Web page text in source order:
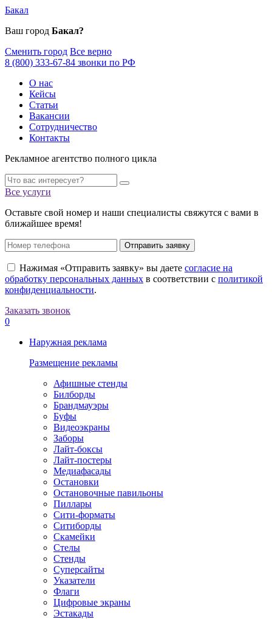
Бакал
Ваш город Бакал?
Сменить город Все верно
8 (800) 333-67-84 звонки по РФ
О нас
Кейсы
Статьи
Вакансии
Сотрудничество
Контакты
Рекламное агентство полного цикла
Все услуги
Оставьте свой номер и наши специалисты свяжутся с вами в
ближайшее время!
Отправить заявку
Нажимая «Отправить заявку» вы даете согласие на
обработку персональных данных в соответствии с политикой
конфиденциальности.
Заказать звонок
0
Наружная реклама
Размещение рекламы
Афишные стенды
Билборды
Брандмауэры
Буфы
Видеоэкраны
Заборы
Лайт-боксы
Лайт-постеры
Медиафасады
Остановки
Остановочные павильоны
Пиллары
Сити-форматы
Ситиборды
Скамейки
Стелы
Стенды
Суперсайты
Указатели
Флаги
Цифровые экраны
Эстакады